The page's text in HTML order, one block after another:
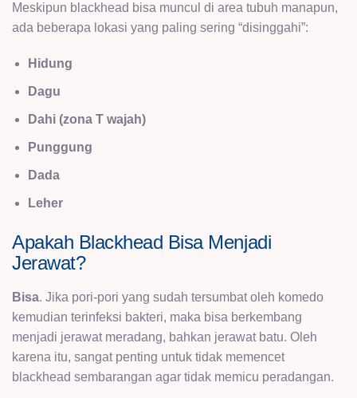
Meskipun blackhead bisa muncul di area tubuh manapun,
ada beberapa lokasi yang paling sering “disinggahi”:
Hidung
Dagu
Dahi (zona T wajah)
Punggung
Dada
Leher
Apakah Blackhead Bisa Menjadi
Jerawat?
Bisa. Jika pori-pori yang sudah tersumbat oleh komedo
kemudian terinfeksi bakteri, maka bisa berkembang
menjadi jerawat meradang, bahkan jerawat batu. Oleh
karena itu, sangat penting untuk tidak memencet
blackhead sembarangan agar tidak memicu peradangan.